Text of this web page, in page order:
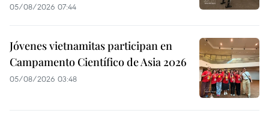
05/08/2026 07:44
Jóvenes vietnamitas participan en
Campamento Científico de Asia 2026
05/08/2026 03:48